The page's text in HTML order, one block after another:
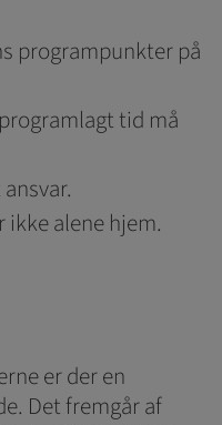
programpunkter på
tid må
ikke alene hjem.
er der en
Det fremgår af